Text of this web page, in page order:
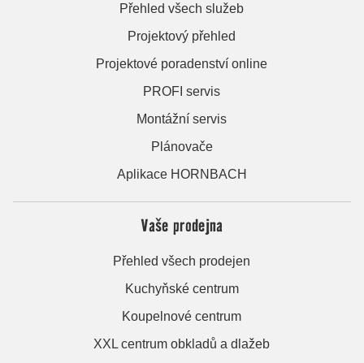
Přehled všech služeb
Projektový přehled
Projektové poradenství online
PROFI servis
Montážní servis
Plánovače
Aplikace HORNBACH
Vaše prodejna
Přehled všech prodejen
Kuchyňské centrum
Koupelnové centrum
XXL centrum obkladů a dlažeb